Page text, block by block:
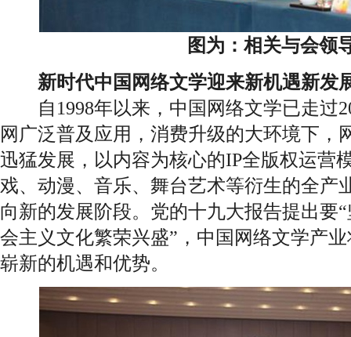
图为：相关与会领
新时代中国网络文学迎来新机遇新发
自1998年以来，中国网络文学已走过
网广泛普及应用，消费升级的大环境下，
迅猛发展，以内容为核心的IP全版权运营
戏、动漫、音乐、舞台艺术等衍生的全产
向新的发展阶段。党的十九大报告提出要
会主义文化繁荣兴盛”，中国网络文学产
崭新的机遇和优势。